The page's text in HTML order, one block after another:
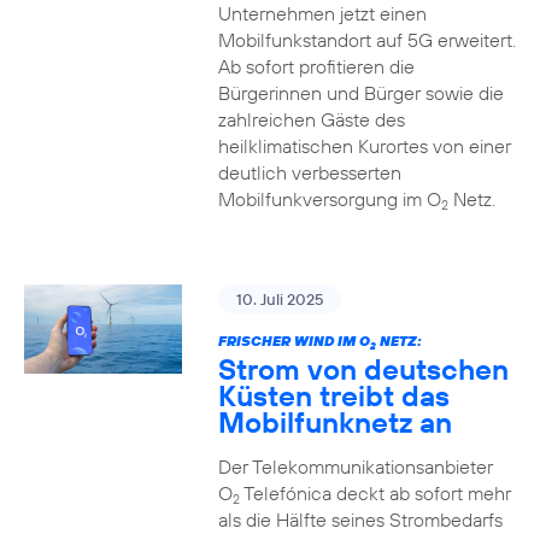
Unternehmen jetzt einen
Mobilfunkstandort auf 5G erweitert.
Ab sofort profitieren die
Bürgerinnen und Bürger sowie die
zahlreichen Gäste des
heilklimatischen Kurortes von einer
deutlich verbesserten
Mobilfunkversorgung im O2Netz.
10. Juli 2025
FRISCHER WIND IM O2NETZ:
Strom von deutschen
Küsten treibt das
Mobilfunknetz an
Der Telekommunikationsanbieter
O2Telefónica deckt ab sofort mehr
als die Hälfte seines Strombedarfs